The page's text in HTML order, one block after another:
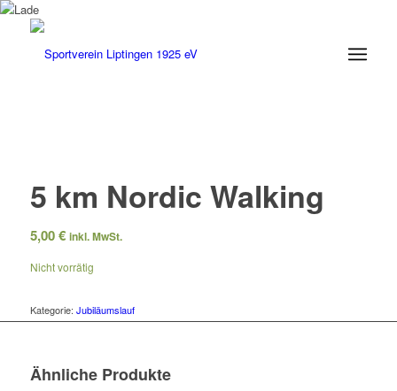
5 km Nordic Walking
5,00€ inkl. MwSt.
Nicht vorrätig
Kategorie: Jubiläumslauf
Ähnliche Produkte